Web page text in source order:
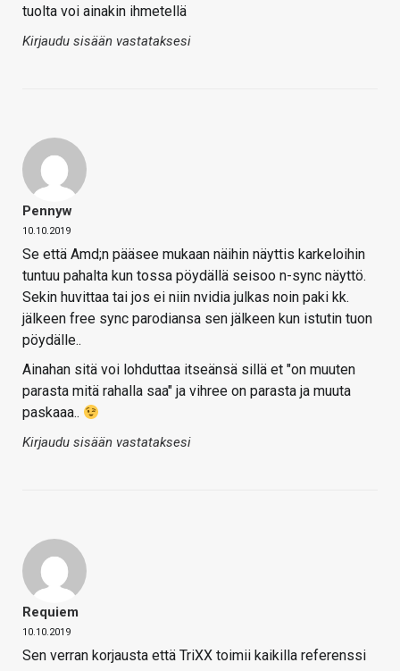
tuolta voi ainakin ihmetellä
Kirjaudu sisään vastataksesi
Pennyw
10.10.2019
Se että Amd;n pääsee mukaan näihin näyttis karkeloihin
tuntuu pahalta kun tossa pöydällä seisoo n-sync näyttö.
Sekin huvittaa tai jos ei niin nvidia julkas noin paki kk.
jälkeen free sync parodiansa sen jälkeen kun istutin tuon
pöydälle..
Ainahan sitä voi lohduttaa itseänsä sillä et "on muuten
parasta mitä rahalla saa" ja vihree on parasta ja muuta
paskaaa..
Kirjaudu sisään vastataksesi
Requiem
10.10.2019
Sen verran korjausta että TriXX toimii kaikilla referenssi